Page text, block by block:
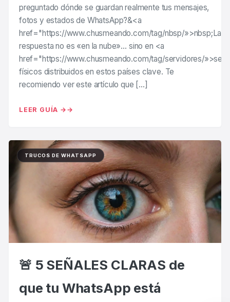
preguntado dónde se guardan realmente tus mensajes,
fotos y estados de WhatsApp?&<a
href="https://www.chusmeando.com/tag/nbsp/»>nbsp;La
respuesta no es «en la nube»… sino en <a
href="https://www.chusmeando.com/tag/servidores/
físicos distribuidos en estos países clave. Te
recomiendo ver este artículo que […]
LEER GUÍA →
TRUCOS DE WHATSAPP
🚨 5 SEÑALES CLARAS de
que tu WhatsApp está